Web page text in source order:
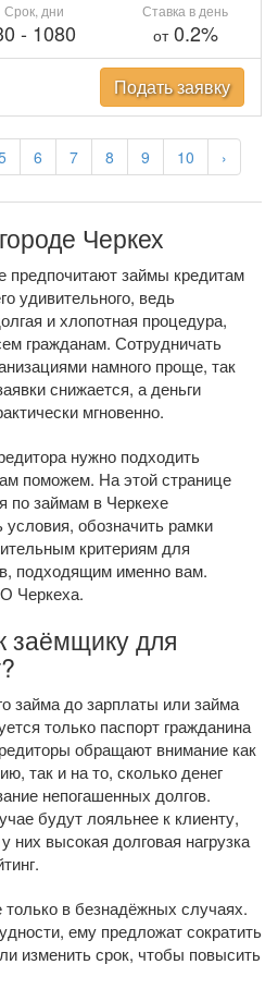
6 7 8 9 10 ›
Срок, дни
- 1080
Ставка в день
от0.2%
Подать заявку
Черкех
займы кредитам
удивительного, ведь
и хлопотная процедура,
гражданам. Сотрудничать
намного проще, так
снижается, а деньги
мгновенно.
нужно подходить
поможем. На этой странице
по займам в Черкехе
обозначить рамки
критериям для
подходящим именно вам.
Черкеха.
заёмщику для
займа до зарплаты или займа
только паспорт гражданина
обращают внимание как
так и на то, сколько денег
непогашенных долгов.
будут лояльнее к клиенту,
них высокая долговая нагрузка
в безнадёжных случаях.
ему предложат сократить
изменить срок, чтобы повысить